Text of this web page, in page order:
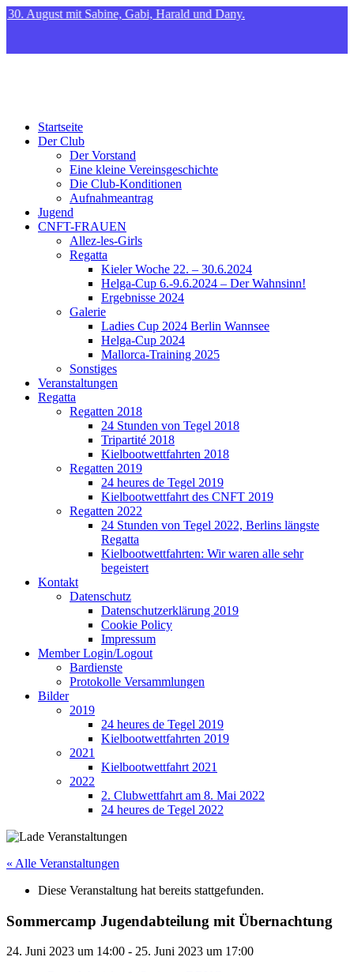
August mit Sabine, Gabi, Harald und Dany.
Startseite
Der Club
Der Vorstand
Eine kleine Vereinsgeschichte
Die Club-Konditionen
Aufnahmeantrag
Jugend
CNFT-FRAUEN
Allez-les-Girls
Regatta
Kieler Woche 22. – 30.6.2024
Helga-Cup 6.-9.6.2024 – Der Wahnsinn!
Ergebnisse 2024
Galerie
Ladies Cup 2024 Berlin Wannsee
Helga-Cup 2024
Mallorca-Training 2025
Sonstiges
Veranstaltungen
Regatta
Regatten 2018
24 Stunden von Tegel 2018
Tripartité 2018
Kielbootwettfahrten 2018
Regatten 2019
24 heures de Tegel 2019
Kielbootwettfahrt des CNFT 2019
Regatten 2022
24 Stunden von Tegel 2022, Berlins längste
Regatta
Kielbootwettfahrten: Wir waren alle sehr
begeistert
Kontakt
Datenschutz
Datenschutzerklärung 2019
Cookie Policy
Impressum
Member Login/Logout
Bardienste
Protokolle Versammlungen
Bilder
2019
24 heures de Tegel 2019
Kielbootwettfahrten 2019
2021
Kielbootwettfahrt 2021
2022
2. Clubwettfahrt am 8. Mai 2022
24 heures de Tegel 2022
« Alle Veranstaltungen
Diese Veranstaltung hat bereits stattgefunden.
Sommercamp Jugendabteilung mit Übernachtung
24. Juni 2023 um 14:00 - 25. Juni 2023 um 17:00